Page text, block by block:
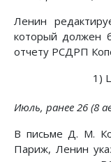
Ленин
который должен
отчету РСДРП
1)
Июль, ранее 26 (8
В письме Д. М.
Париж, Ленин